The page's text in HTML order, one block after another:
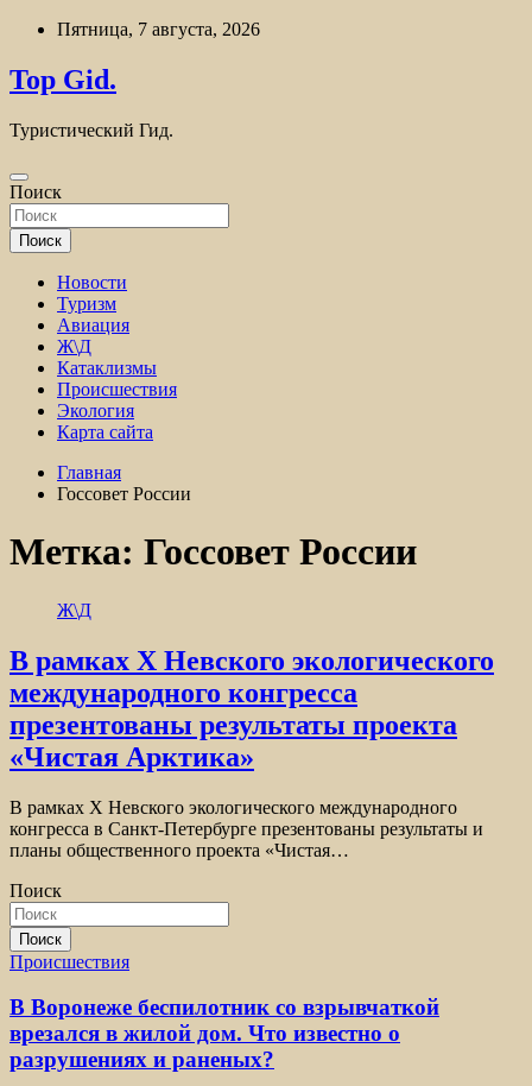
Перейти
содержимому
Пятница, 7 августа, 2026
Top Gid.
Туристический Гид.
Поиск
Поиск
Новости
Туризм
Авиация
Ж\Д
Катаклизмы
Происшествия
Экология
Карта сайта
Главная
Госсовет России
Метка: Госсовет России
Ж\Д
В рамках Х Невского экологического
международного конгресса
презентованы результаты проекта
«Чистая Арктика»
В рамках Х Невского экологического международного
конгресса в Санкт-Петербурге презентованы результаты и
планы общественного проекта «Чистая…
Поиск
Поиск
Происшествия
В Воронеже беспилотник со взрывчаткой
врезался в жилой дом. Что известно о
разрушениях и раненых?